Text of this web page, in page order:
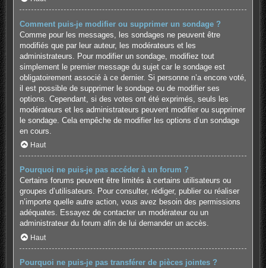
Comment puis-je modifier ou supprimer un sondage ?
Comme pour les messages, les sondages ne peuvent être
modifiés que par leur auteur, les modérateurs et les
administrateurs. Pour modifier un sondage, modifiez tout
simplement le premier message du sujet car le sondage est
obligatoirement associé à ce dernier. Si personne n’a encore voté,
il est possible de supprimer le sondage ou de modifier ses
options. Cependant, si des votes ont été exprimés, seuls les
modérateurs et les administrateurs peuvent modifier ou supprimer
le sondage. Cela empêche de modifier les options d’un sondage
en cours.
Haut
Pourquoi ne puis-je pas accéder à un forum ?
Certains forums peuvent être limités à certains utilisateurs ou
groupes d’utilisateurs. Pour consulter, rédiger, publier ou réaliser
n’importe quelle autre action, vous avez besoin des permissions
adéquates. Essayez de contacter un modérateur ou un
administrateur du forum afin de lui demander un accès.
Haut
Pourquoi ne puis-je pas transférer de pièces jointes ?